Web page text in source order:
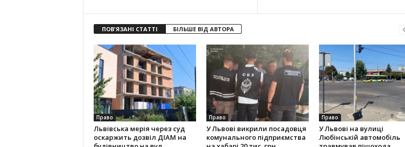
ПОВ'ЯЗАНІ СТАТТІ БІЛЬШЕ ВІД АВТОРА
Право
Львівська мерія через суд
оскаржить дозвіл ДІАМ на
Право
У Львові викрили посадовця
комунального підприємства
Право
У Львові на вулиці
Любінській автомобіль